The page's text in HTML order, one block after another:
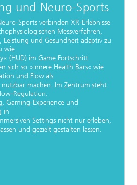
und Neuro-Sports
Sports verbinden XR-Erlebnisse
Messverfahren,
Leistung und Gesundheit adaptiv zu
wie
(HUD) im Game Fortschritt
sich so »innere Health Bars« wie
und Flow als
machen. Im Zentrum steht
Regulation,
Gaming-Experience und
in
Settings nicht nur erleben,
und gezielt gestalten lassen.